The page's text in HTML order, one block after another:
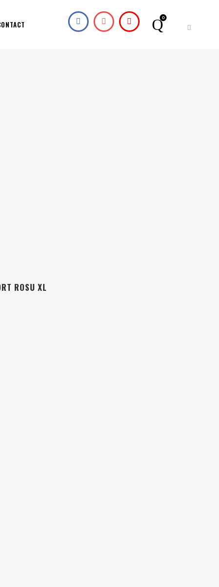
0
ROSU XL